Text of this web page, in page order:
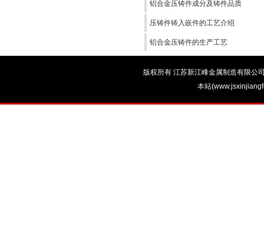
铝合金压铸件成分及铸件品质
压铸件铸入嵌件的工艺介绍
铝合金压铸件的生产工艺
版权所有 江苏新江峰金属制造有限公
本站